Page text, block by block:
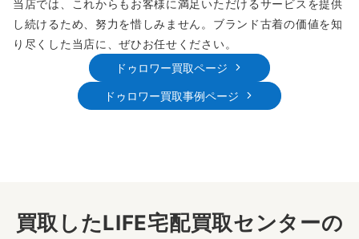
当店では、これからもお客様に満足いただけるサービスを提供
し続けるため、努力を惜しみません。ブランド古着の価値を知
り尽くした当店に、ぜひお任せください。
ドゥロワー買取ページ
ドゥロワー買取事例ページ
買取したLIFE宅配買取センターの